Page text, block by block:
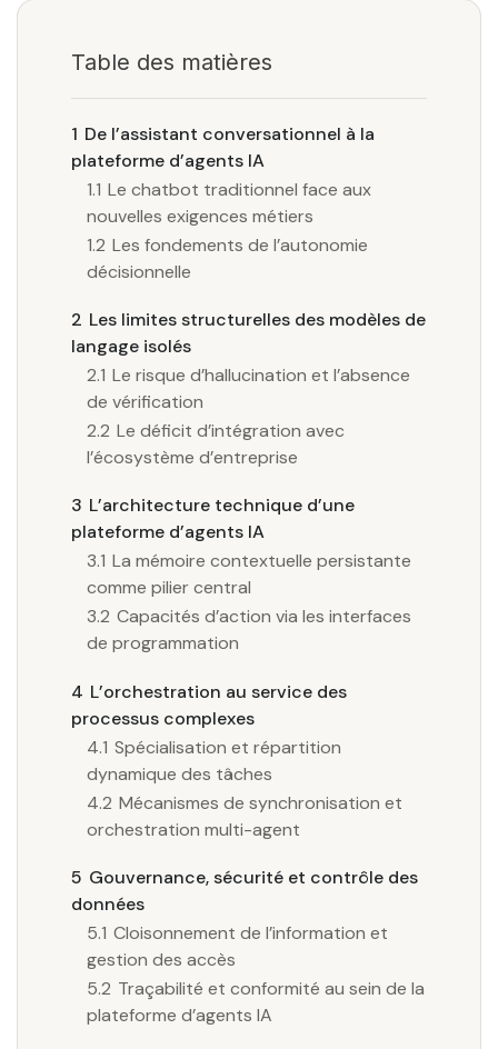
Table des matières
1 De l’assistant conversationnel à la
plateforme d’agents IA
1.1 Le chatbot traditionnel face aux
nouvelles exigences métiers
1.2 Les fondements de l’autonomie
décisionnelle
2 Les limites structurelles des modèles de
langage isolés
2.1 Le risque d’hallucination et l’absence
de vérification
2.2 Le déficit d’intégration avec
l’écosystème d’entreprise
3 L’architecture technique d’une
plateforme d’agents IA
3.1 La mémoire contextuelle persistante
comme pilier central
3.2 Capacités d’action via les interfaces
de programmation
4 L’orchestration au service des
processus complexes
4.1 Spécialisation et répartition
dynamique des tâches
4.2 Mécanismes de synchronisation et
orchestration multi-agent
5 Gouvernance, sécurité et contrôle des
données
5.1 Cloisonnement de l’information et
gestion des accès
5.2 Traçabilité et conformité au sein de la
plateforme d’agents IA